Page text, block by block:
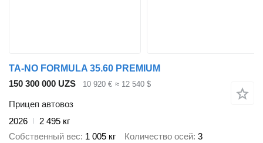
TA-NO FORMULA 35.60 PREMIUM
150 300 000 UZS
10 920 € ≈ 12 540 $
Прицеп автовоз
2026
2 495 кг
Собственный вес 1 005 кг Количество осей 3